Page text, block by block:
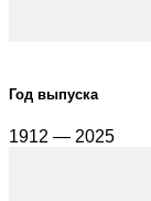
Год выпуска
1912 — 2025